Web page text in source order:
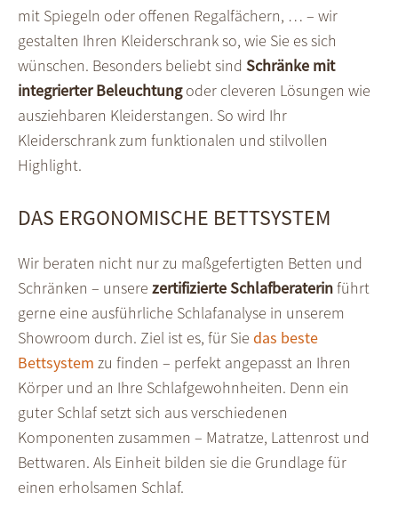
mit Spiegeln oder offenen Regalfächern, … – wir
gestalten Ihren Kleiderschrank so, wie Sie es sich
wünschen. Besonders beliebt sind Schränke mit
integrierter Beleuchtungoder cleveren Lösungen wie
ausziehbaren Kleiderstangen. So wird Ihr
Kleiderschrank zum funktionalen und stilvollen
Highlight.
DAS ERGONOMISCHE BETTSYSTEM
Wir beraten nicht nur zu maßgefertigten Betten und
Schränken – unsere zertifizierte Schlafberaterinführt
gerne eine ausführliche Schlafanalyse in unserem
Showroom durch. Ziel ist es, für Sie das beste
Bettsystem zu finden – perfekt angepasst an Ihren
Körper und an Ihre Schlafgewohnheiten. Denn ein
guter Schlaf setzt sich aus verschiedenen
Komponenten zusammen – Matratze, Lattenrost und
Bettwaren. Als Einheit bilden sie die Grundlage für
einen erholsamen Schlaf.